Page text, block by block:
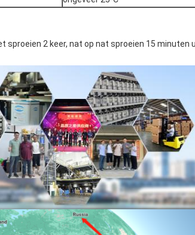
sproeien 2 keer, nat op nat sproeien 15 minuten